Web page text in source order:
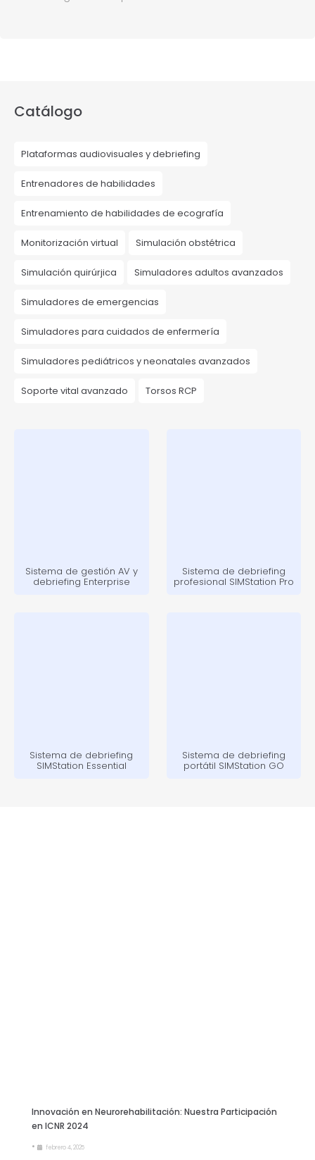
Catálogo
Plataformas audiovisuales y debriefing
Entrenadores de habilidades
Entrenamiento de habilidades de ecografía
Monitorización virtual Simulación obstétrica
Simulación quirúrjica Simuladores adultos avanzados
Simuladores de emergencias
Simuladores para cuidados de enfermería
Simuladores pediátricos y neonatales avanzados
Soporte vital avanzado Torsos RCP
Sistema de gestión AV y
debriefing Enterprise
Sistema de debriefing
profesional SIMStation Pro
Sistema de debriefing
SIMStation Essential
Sistema de debriefing
portátil SIMStation GO
Innovación en Neurorehabilitación: Nuestra Participación
en ICNR 2024
•
febrero 4, 2025